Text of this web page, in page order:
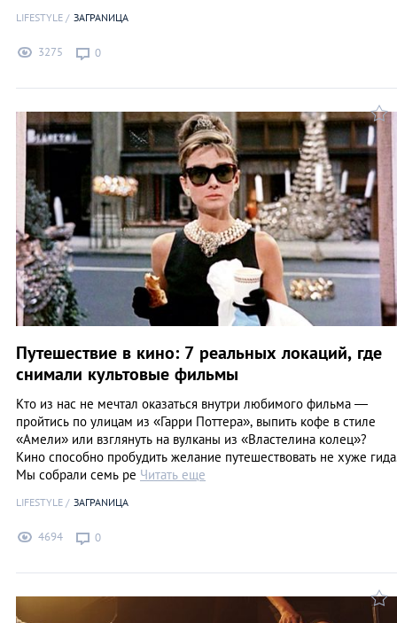
LIFESTYLE ЗАГРАNИЦА
3275 0
Путешествие в кино: 7 реальных локаций, где
снимали культовые фильмы
Кто из нас не мечтал оказаться внутри любимого фильма —
пройтись по улицам из «Гарри Поттера», выпить кофе в стиле
«Амели» или взглянуть на вулканы из «Властелина колец»?
Кино способно пробудить желание путешествовать не хуже
Мы собрали семь ре Читать еще
LIFESTYLE ЗАГРАNИЦА
4694 0